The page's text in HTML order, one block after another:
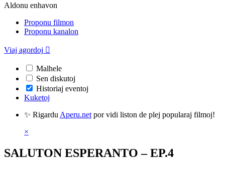
Aldonu enhavon
Proponu filmon
Proponu kanalon
Viaj agordoj 
Malhele
Sen diskutoj
Historiaj eventoj
Kuketoj
✨ Rigardu Aperu.net por vidi liston de plej popularaj filmoj!
×
SALUTON ESPERANTO – EP.4